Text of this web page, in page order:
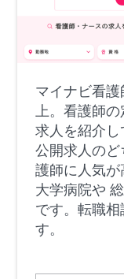
マイナビ看
上。看護師
求人を紹介
公開求人の
護師に人気
大学病院や
です。転職
す。